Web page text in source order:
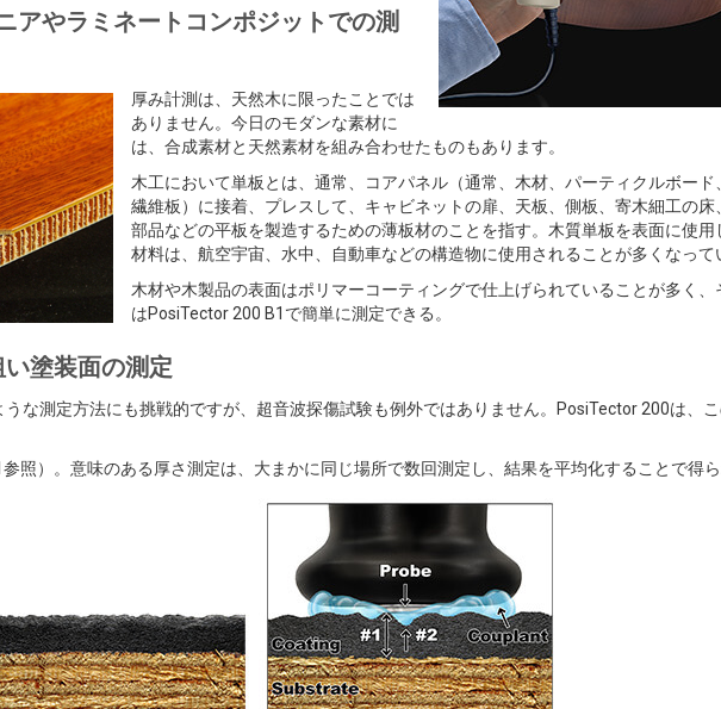
アやラミネートコンポジットでの測
厚み計測は、天然木に限ったことでは
ありません。今日のモダンな素材に
は、合成素材と天然素材を組み合わせたものもあります。
木工において単板とは、通常、コアパネル（通常、木材、パーティクルボード
繊維板）に接着、プレスして、キャビネットの扉、天板、側板、寄木細工の床
部品などの平板を製造するための薄板材のことを指す。木質単板を表面に使用
材料は、航空宇宙、水中、自動車などの構造物に使用されることが多くなって
木材や木製品の表面はポリマーコーティングで仕上げられていることが多く、
はPosiTector 200 B1で簡単に測定できる。
塗装面の測定
な測定方法にも挑戦的ですが、超音波探傷試験も例外ではありません。PosiTector 200は、こ
照）。意味のある厚さ測定は、大まかに同じ場所で数回測定し、結果を平均化することで得ら